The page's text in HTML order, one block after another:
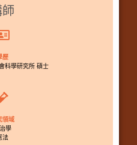
歷
科學研究所 碩士
領域
學
法